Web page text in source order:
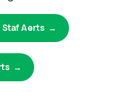
Staf Aerts